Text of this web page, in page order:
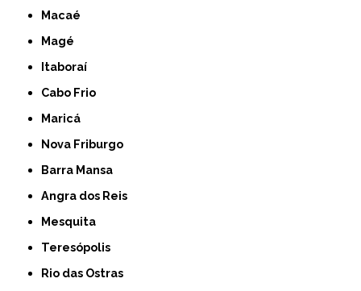
Macaé
Magé
Itaboraí
Cabo Frio
Maricá
Nova Friburgo
Barra Mansa
Angra dos Reis
Mesquita
Teresópolis
Rio das Ostras